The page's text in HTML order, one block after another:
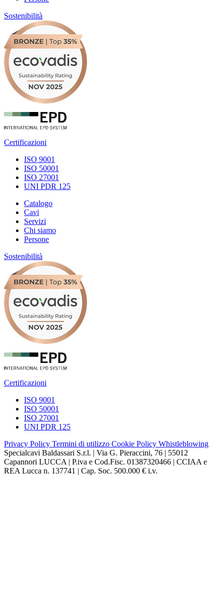
Sostenibilità
Certificazioni
ISO 9001
ISO 50001
ISO 27001
UNI PDR 125
Catalogo
Cavi
Servizi
Chi siamo
Persone
Sostenibilità
Certificazioni
ISO 9001
ISO 50001
ISO 27001
UNI PDR 125
Privacy Policy Termini di utilizzo Cookie Policy Whistleblowing
Specialcavi Baldassari S.r.l. | Via G. Pieraccini, 76 | 55012
Capannori LUCCA | P.iva e Cod.Fisc. 01387320466 | CCIAA e
REA Lucca n. 137741 | Cap. Soc. 500.000 € i.v.